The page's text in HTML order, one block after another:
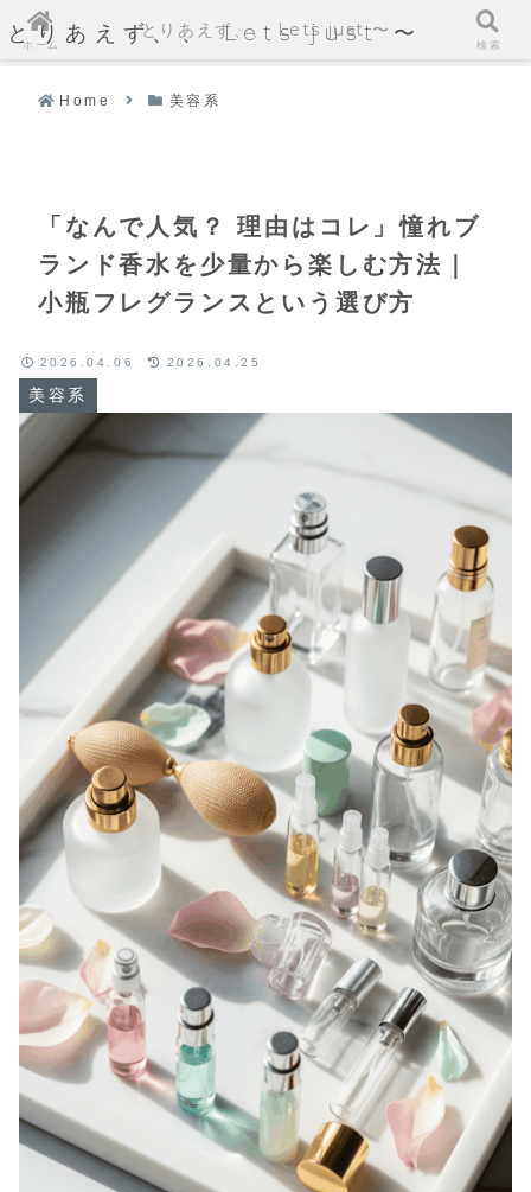
とりあえず、、 Lets just 〜
Home 美容系
「なんで人気？ 理由はコレ」憧れブ
ランド香水を少量から楽しむ方法｜
小瓶フレグランスという選び方
美容系
2026.04.06 2026.04.25
ホーム
とりあえず、、 Lets just 〜
検索